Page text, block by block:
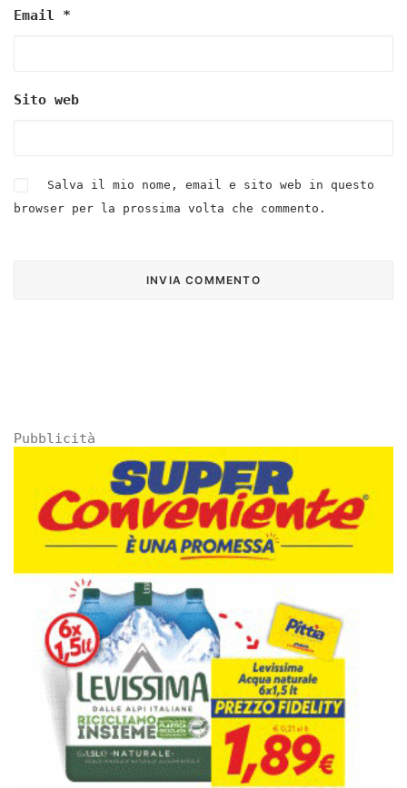
Email *
Sito web
Salva il mio nome, email e sito web in questo
browser per la prossima volta che commento.
Pubblicità